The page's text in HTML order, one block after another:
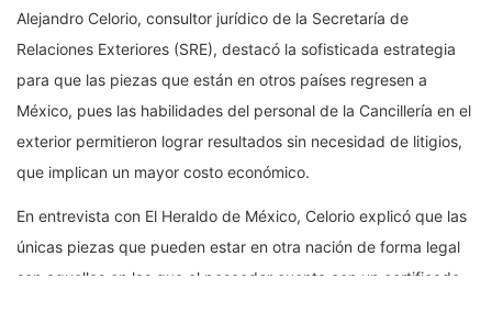
Alejandro Celorio, consultor jurídico de la Secretaría de
Relaciones Exteriores (SRE), destacó la sofisticada estrategia
para que las piezas que están en otros países regresen a
México, pues las habilidades del personal de la Cancillería en el
exterior permitieron lograr resultados sin necesidad de litigios,
que implican un mayor costo económico.
En entrevista con El Heraldo de México, Celorio explicó que las
únicas piezas que pueden estar en otra nación de forma legal
son aquellas en las que el poseedor cuenta con un certificado